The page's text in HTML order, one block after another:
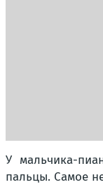
У мальчика-
пальцы. Самое